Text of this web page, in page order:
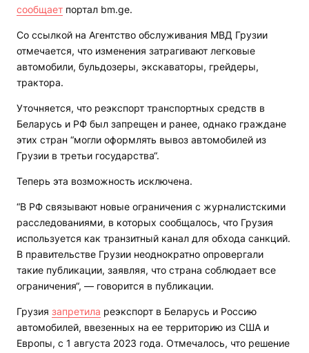
сообщает портал bm.ge.
Со ссылкой на Агентство обслуживания МВД Грузии
отмечается, что изменения затрагивают легковые
автомобили, бульдозеры, экскаваторы, грейдеры,
трактора.
Уточняется, что реэкспорт транспортных средств в
Беларусь и РФ был запрещен и ранее, однако граждане
этих стран “могли оформлять вывоз автомобилей из
Грузии в третьи государства“.
Теперь эта возможность исключена.
“В РФ связывают новые ограничения с журналистскими
расследованиями, в которых сообщалось, что Грузия
используется как транзитный канал для обхода санкций.
В правительстве Грузии неоднократно опровергали
такие публикации, заявляя, что страна соблюдает все
ограничения“, — говорится в публикации.
Грузия запретила реэкспорт в Беларусь и Россию
автомобилей, ввезенных на ее территорию из США и
Европы, с 1 августа 2023 года. Отмечалось, что решение